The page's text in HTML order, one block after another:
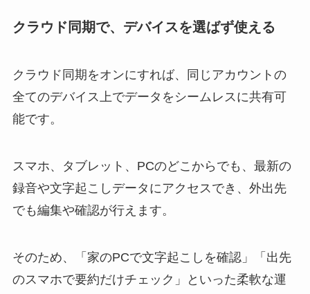
クラウド同期で、デバイスを選ばず使える
クラウド同期をオンにすれば、同じアカウントの
全てのデバイス上でデータをシームレスに共有可
能です。
スマホ、タブレット、PCのどこからでも、最新の
録音や文字起こしデータにアクセスでき、外出先
でも編集や確認が行えます。
そのため、「家のPCで文字起こしを確認」「出先
のスマホで要約だけチェック」といった柔軟な運